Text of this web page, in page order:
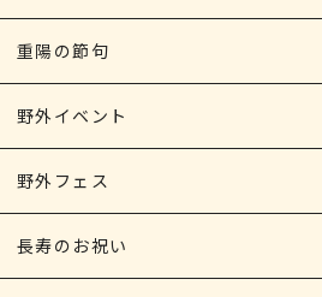
重陽の節句
野外イベント
野外フェス
長寿のお祝い